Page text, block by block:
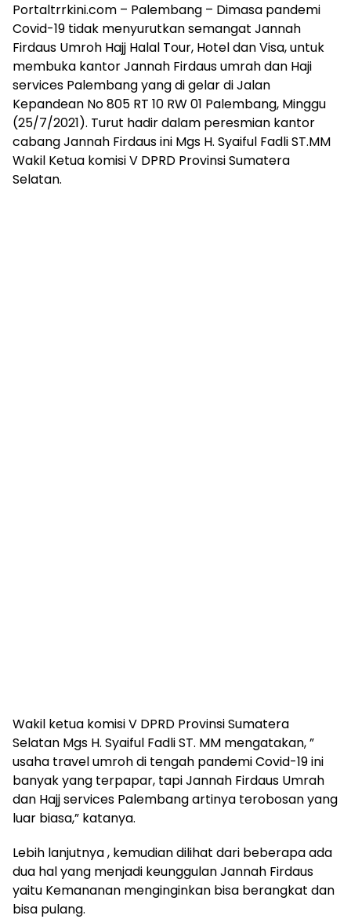
Portaltrrkini.com – Palembang – Dimasa pandemi
Covid-19 tidak menyurutkan semangat Jannah
Firdaus Umroh Hajj Halal Tour, Hotel dan Visa, untuk
membuka kantor Jannah Firdaus umrah dan Haji
services Palembang yang di gelar di Jalan
Kepandean No 805 RT 10 RW 01 Palembang, Minggu
(25/7/2021). Turut hadir dalam peresmian kantor
cabang Jannah Firdaus ini Mgs H. Syaiful Fadli ST.MM
Wakil Ketua komisi V DPRD Provinsi Sumatera
Selatan.
Wakil ketua komisi V DPRD Provinsi Sumatera
Selatan Mgs H. Syaiful Fadli ST. MM mengatakan, ”
usaha travel umroh di tengah pandemi Covid-19 ini
banyak yang terpapar, tapi Jannah Firdaus Umrah
dan Hajj services Palembang artinya terobosan yang
luar biasa,” katanya.
Lebih lanjutnya , kemudian dilihat dari beberapa ada
dua hal yang menjadi keunggulan Jannah Firdaus
yaitu Kemananan menginginkan bisa berangkat dan
bisa pulang.